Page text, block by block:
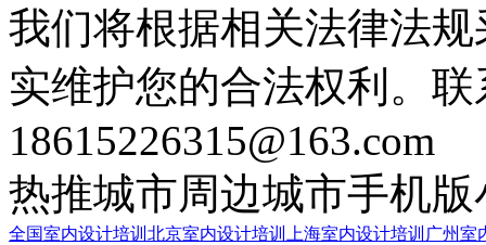
我们将根据相关法律法
实维护您的合法权利。
18615226315@163.com
热推城市周边城市手机版
全国室内设计培训 北京室内设计培训 上海室内设计培训 广州室